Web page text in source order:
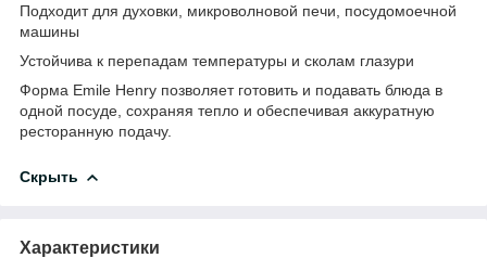
Подходит для духовки, микроволновой печи, посудомоечной
машины
Устойчива к перепадам температуры и сколам глазури
Форма Emile Henry позволяет готовить и подавать блюда в
одной посуде, сохраняя тепло и обеспечивая аккуратную
ресторанную подачу.
Скрыть
Характеристики